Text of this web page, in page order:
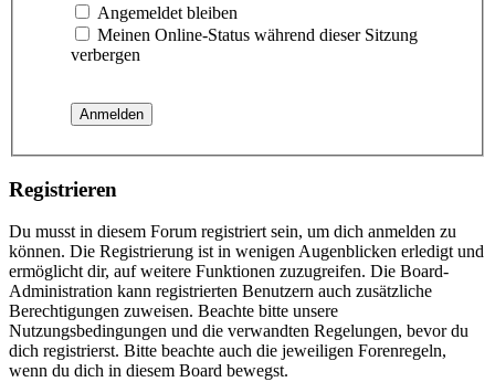
Angemeldet bleiben
Meinen Online-Status während dieser Sitzung
verbergen
Registrieren
Du musst in diesem Forum registriert sein, um dich anmelden zu
können. Die Registrierung ist in wenigen Augenblicken erledigt und
ermöglicht dir, auf weitere Funktionen zuzugreifen. Die Board-
Administration kann registrierten Benutzern auch zusätzliche
Berechtigungen zuweisen. Beachte bitte unsere
Nutzungsbedingungen und die verwandten Regelungen, bevor du
dich registrierst. Bitte beachte auch die jeweiligen Forenregeln,
wenn du dich in diesem Board bewegst.